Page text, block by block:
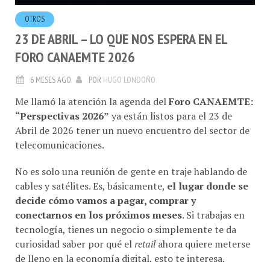
OTROS
23 DE ABRIL – LO QUE NOS ESPERA EN EL
FORO CANAEMTE 2026
Me llamó la atención la agenda del
“Perspectivas 2026” ya están listos para el 23 de
Abril de 2026 tener un nuevo encuentro del sector de
telecomunicaciones.
cables y satélites. Es, básicamente,el lugar donde se
decide cómo vamos a pagar, comprar y
conectarnos en los próximos meses. Si trabajas en
tecnología, tienes un negocio o simplemente te da
curiosidad saber por qué elretail ahora quiere meterse
de lleno en la economía digital, esto te interesa.